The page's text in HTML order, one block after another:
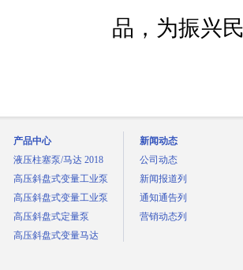
品，为振兴
产品中心
液压柱塞泵/马达 2018
高压斜盘式变量工业泵
高压斜盘式变量工业泵
高压斜盘式定量泵
高压斜盘式变量马达
新闻动态
公司动态
新闻报道列
通知通告列
营销动态列